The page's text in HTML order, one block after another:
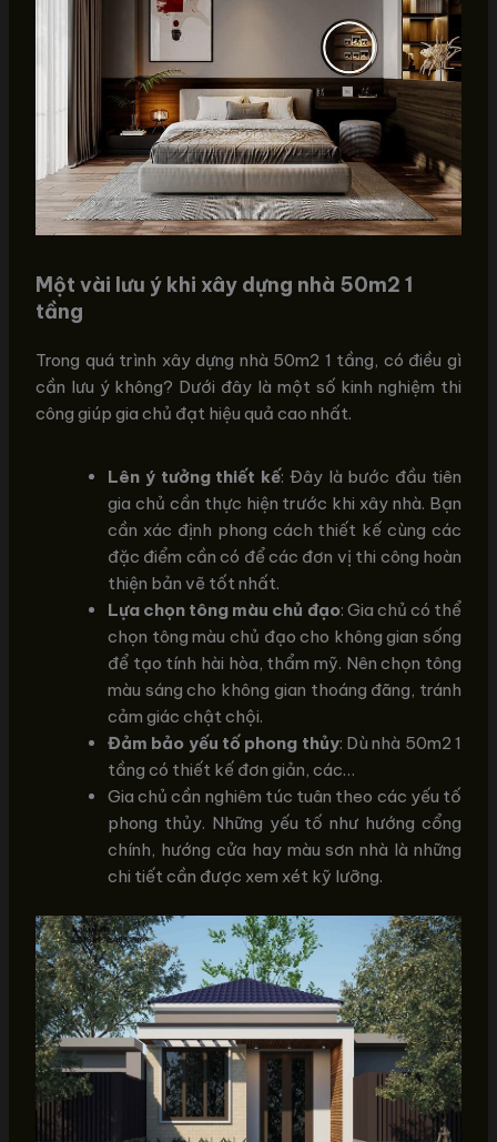
Một vài lưu ý khi xây dựng nhà 50m2 1
tầng
Trong quá trình xây dựng nhà 50m2 1 tầng, có điều gì
cần lưu ý không? Dưới đây là một số kinh nghiệm thi
công giúp gia chủ đạt hiệu quả cao nhất.
Lên ý tưởng thiết kế: Đây là bước đầu tiên
gia chủ cần thực hiện trước khi xây nhà. Bạn
cần xác định phong cách thiết kế cùng các
đặc điểm cần có để các đơn vị thi công hoàn
thiện bản vẽ tốt nhất.
Lựa chọn tông màu chủ đạo: Gia chủ có thể
chọn tông màu chủ đạo cho không gian sống
để tạo tính hài hòa, thẩm mỹ. Nên chọn tông
màu sáng cho không gian thoáng đãng, tránh
cảm giác chật chội.
Đảm bảo yếu tố phong thủy: Dù nhà 50m2 1
tầng có thiết kế đơn giản, các…
Gia chủ cần nghiêm túc tuân theo các yếu tố
phong thủy. Những yếu tố như hướng cổng
chính, hướng cửa hay màu sơn nhà là những
chi tiết cần được xem xét kỹ lưỡng.